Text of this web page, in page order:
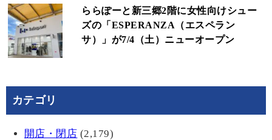
ららぽーと新三郷2階に女性向けシュー
ズの「ESPERANZA（エスペラン
サ）」が7/4（土）ニューオープン
カテゴリ
開店・閉店 (2,179)